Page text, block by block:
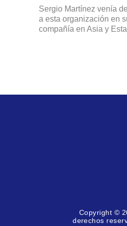
Sergio Martínez venía
a esta organización en
compañía en Asia y
Copyright ©
derechos